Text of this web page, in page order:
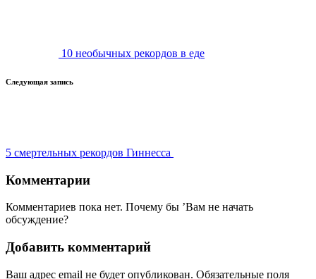
10 необычных рекордов в еде
Следующая запись
5 смертельных рекордов Гиннесса
Комментарии
Комментариев пока нет. Почему бы ’Вам не начать
обсуждение?
Добавить комментарий
Ваш адрес email не будет опубликован. Обязательные поля